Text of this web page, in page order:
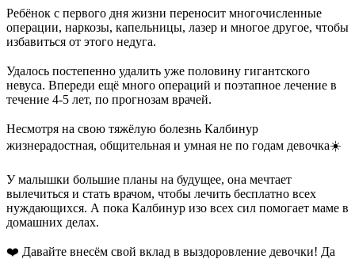
Ребёнок с первого дня жизни переносит многочисленные
операции, наркозы, капельницы, лазер и многое другое, чтобы
избавиться от этого недуга.
Удалось постепенно удалить уже половину гигантского
невуса. Впереди ещё много операций и поэтапное лечение в
течение 4-5 лет, по прогнозам врачей.
Несмотря на свою тяжёлую болезнь Калбинур
жизнерадостная, общительная и умная не по годам девочка☀️
У малышки большие планы на будущее, она мечтает
вылечиться и стать врачом, чтобы лечить бесплатно всех
нуждающихся. А пока Калбинур изо всех сил помогает маме в
домашних делах.
❤️ Давайте внесём свой вклад в выздоровление девочки! Да